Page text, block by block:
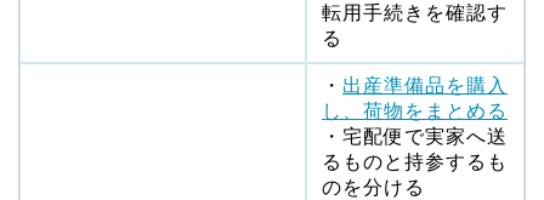
転用手続きを確認す
る
・ 出産準備品を購入
し、荷物をまとめる
・宅配便で実家へ送
るものと持参するも
のを分ける